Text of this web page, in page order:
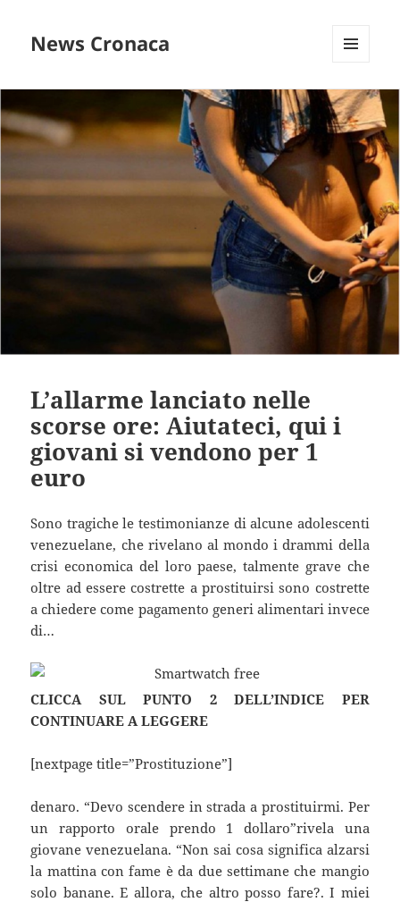
News Cronaca
WIDGET
L’allarme lanciato nelle
scorse ore: Aiutateci, qui i
giovani si vendono per 1
euro
Sono tragiche le testimonianze di alcune adolescenti
venezuelane, che rivelano al mondo i drammi della
crisi economica del loro paese, talmente grave che
oltre ad essere costrette a prostituirsi sono costrette
a chiedere come pagamento generi alimentari invece
di…
CLICCA SUL PUNTO 2 DELL’INDICE PER
CONTINUARE A LEGGERE
[nextpage title=”Prostituzione”]
denaro. “Devo scendere in strada a prostituirmi. Per
un rapporto orale prendo 1 dollaro”rivela una
giovane venezuelana. “Non sai cosa significa alzarsi
la mattina con fame è da due settimane che mangio
solo banane. E allora, che altro posso fare?. I miei